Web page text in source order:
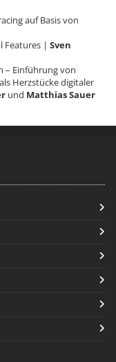
auf Basis von
Features | Sven
– Einführung von
Herzstücke digitaler
und Matthias Sauer